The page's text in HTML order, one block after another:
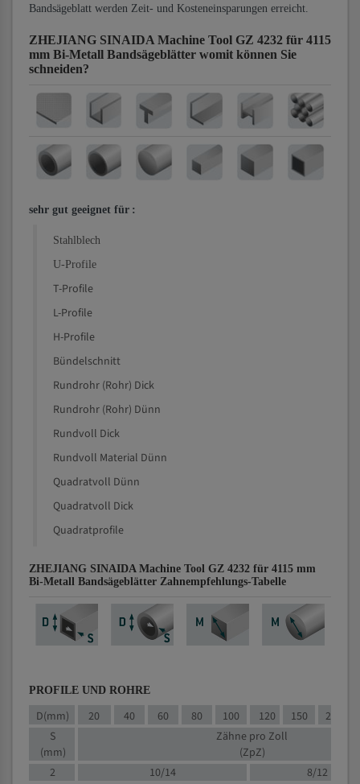
Bandsägeblatt werden Zeit- und Kosteneinsparungen erreicht.
ZHEJIANG SINAIDA Machine Tool GZ 4232 für 4115
mm Bi-Metall Bandsägeblätter womit können Sie
schneiden?
sehr gut geeignet für :
Stahlblech
U-Profile
T-Profile
L-Profile
H-Profile
Bündelschnitt
Rundrohr (Rohr) Dick
Rundrohr (Rohr) Dünn
Rundvoll Dick
Rundvoll Material Dünn
Quadratvoll Dünn
Quadratvoll Dick
Quadratprofile
ZHEJIANG SINAIDA Machine Tool GZ 4232 für 4115 mm
Bi-Metall Bandsägeblätter Zahnempfehlungs-Tabelle
PROFILE UND ROHRE
D(mm) 20 40 60 80 100 120 150 200
S
(mm)
Zähne pro Zoll
(ZpZ)
2
10/14
8/12